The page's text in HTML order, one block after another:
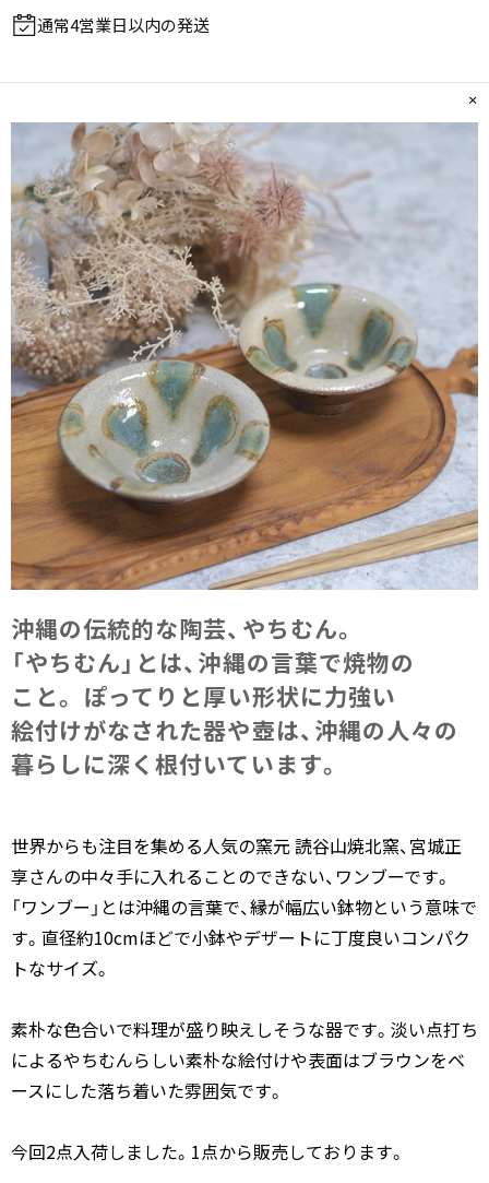
通常4営業日以内の発送
沖縄の​伝統的な​陶芸、​やちむん。​
「やちむん」とは、​沖縄の​言葉で​焼物の​
こと。​ ぽってりと​厚い​形状に​力強い​
絵付けが​なされた​器や壺は、​沖縄の​人々の​
暮らしに​深く​根付いています。
世界からも注目を集める人気の窯元 読谷山焼北窯、宮城正
享さんの中々手に入れることのできない、ワンブーです。
「ワンブー」とは沖縄の言葉で、縁が幅広い鉢物という意味で
す。直径約10cmほどで小鉢やデザートに丁度良いコンパク
トなサイズ。
素朴な色合いで料理が盛り映えしそうな器です。淡い点打ち
によるやちむんらしい素朴な絵付けや表面はブラウンをベ
ースにした落ち着いた雰囲気です。
今回2点入荷しました。1点から販売しております。